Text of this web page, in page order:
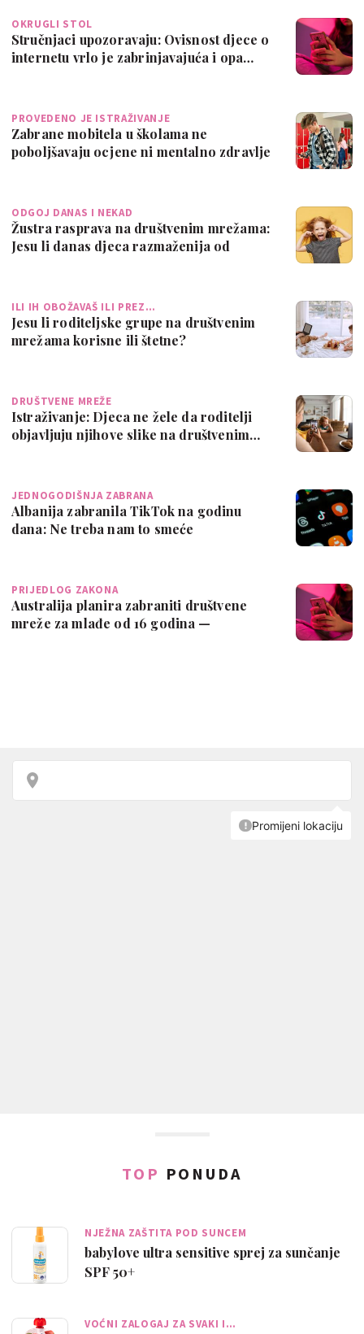
OKRUGLI STOL
Stručnjaci upozoravaju: Ovisnost djece o
internetu vrlo je zabrinjavajuća i opa…
PROVEDENO JE ISTRAŽIVANJE
Zabrane mobitela u školama ne
poboljšavaju ocjene ni mentalno zdravlje
ODGOJ DANAS I NEKAD
Žustra rasprava na društvenim mrežama:
Jesu li danas djeca razmaženija od
ILI IH OBOŽAVAŠ ILI PREZ…
Jesu li roditeljske grupe na društvenim
mrežama korisne ili štetne?
DRUŠTVENE MREŽE
Istraživanje: Djeca ne žele da roditelji
objavljuju njihove slike na društvenim…
JEDNOGODIŠNJA ZABRANA
Albanija zabranila TikTok na godinu
dana: Ne treba nam to smeće
PRIJEDLOG ZAKONA
Australija planira zabraniti društvene
mreže za mlađe od 16 godina —
TOP PONUDA
NJEŽNA ZAŠTITA POD SUNCEM
babylove ultra sensitive sprej za sunčanje
SPF 50+
VOĆNI ZALOGAJ ZA SVAKI I…